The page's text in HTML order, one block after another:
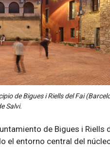
de Bigues i Riells del Fai
Salvi.
de Bigues i Riells
el entorno central del